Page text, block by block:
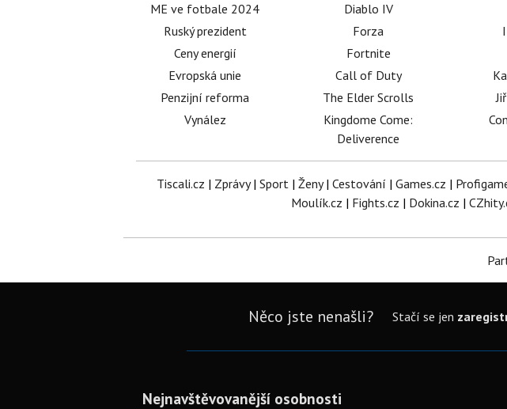
ME ve fotbale 2024
Ruský prezident
Ceny energií
Evropská unie
Penzijní reforma
Vynález
Diablo IV
Forza
Fortnite
Call of Duty
The Elder Scrolls
Kingdome Come:
Deliverence
Tiscali.cz | Zprávy| Sport| Ženy| Cestování | Games.cz |
Moulík.cz | Fights.cz | Dokina.cz |
Něco jste nenašli? Stačí se jen
Nejnavštěvovanější osobnosti